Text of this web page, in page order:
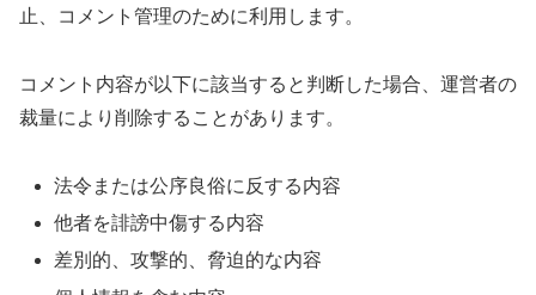
止、コメント管理のために利用します。
コメント内容が以下に該当すると判断した場合、運営者の
裁量により削除することがあります。
法令または公序良俗に反する内容
他者を誹謗中傷する内容
差別的、攻撃的、脅迫的な内容